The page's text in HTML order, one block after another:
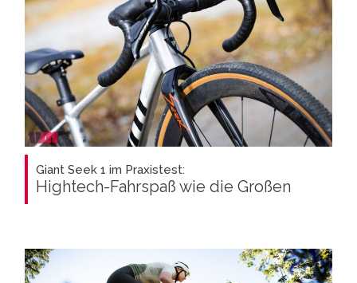
Giant Seek 1 im Praxistest:
Hightech-Fahrspaß wie die Großen